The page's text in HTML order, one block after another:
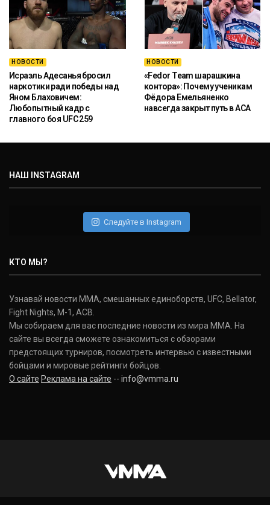
НОВОСТИ
Исраэль Адесанья бросил
наркотики ради победы над
Яном Блаховичем:
Любопытный кадр с
главного боя UFC 259
НОВОСТИ
«Fedor Team шарашкина
контора»: Почему ученикам
Фёдора Емельяненко
навсегда закрыт путь в ACA
НАШ INSTAGRAM
Следуйте в Instagram
КТО МЫ?
Узнавай новости ММА, смешанных единоборств, UFC, Bellator,
Fight Nights, M-1, ACB.
Мы собираем для вас последние новости из мира ММА. На
сайте вы всегда сможете ознакомиться с обзорами
предстоящих турниров, посмотреть интервью с известными
бойцами и мировые рейтинги бойцов.
О сайте Реклама на сайте -- info@vmma.ru